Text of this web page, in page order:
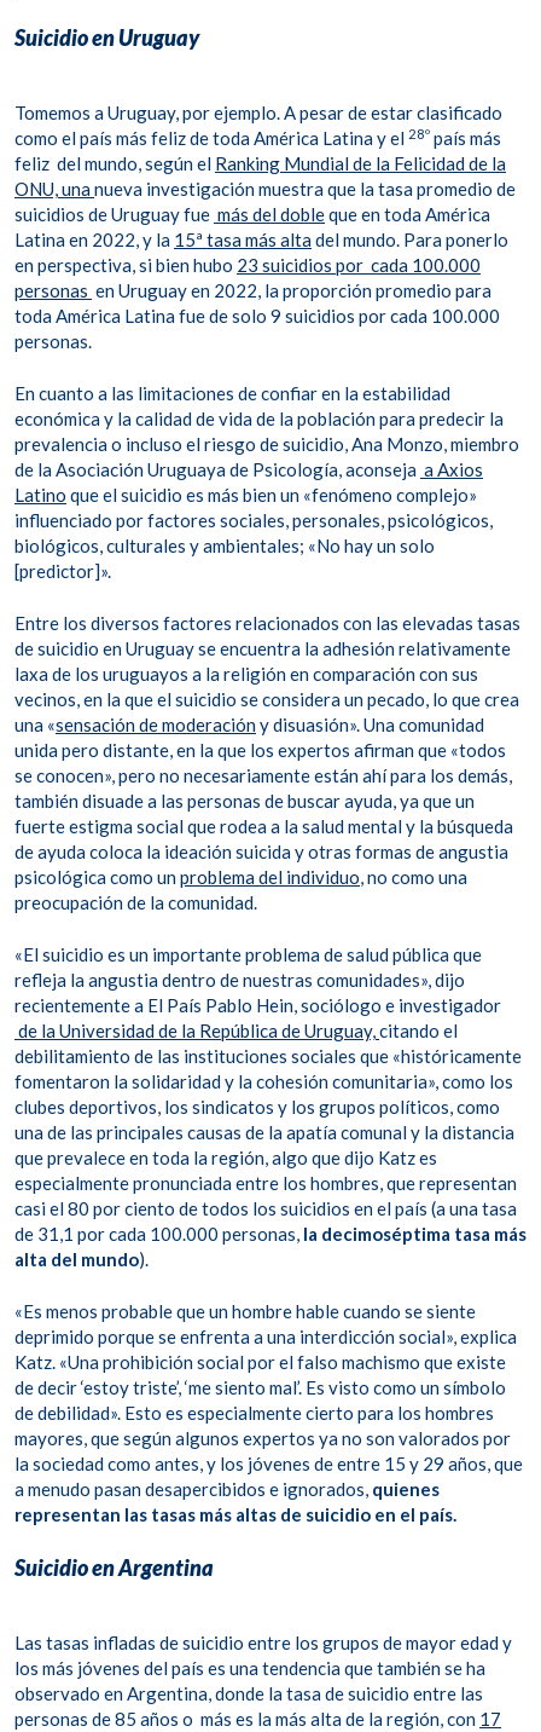
Suicidio en Uruguay
Tomemos a Uruguay, por ejemplo. A pesar de estar clasificado
como el país más feliz de toda América Latina y el 28º país más
feliz del mundo, según el Ranking Mundial de la Felicidad de la
ONU, unanueva investigación muestra que la tasa promedio de
suicidios de Uruguay fue más del dobleque en toda América
Latina en 2022, y la 15ª tasa más altadel mundo. Para ponerlo
en perspectiva, si bien hubo 23 suicidios por cada 100.000
personas en Uruguay en 2022, la proporción promedio para
toda América Latina fue de solo 9 suicidios por cada 100.000
personas.
En cuanto a las limitaciones de confiar en la estabilidad
económica y la calidad de vida de la población para predecir la
prevalencia o incluso el riesgo de suicidio, Ana Monzo, miembro
de la Asociación Uruguaya de Psicología, aconseja a Axios
Latino que el suicidio es más bien un «fenómeno complejo»
influenciado por factores sociales, personales, psicológicos,
biológicos, culturales y ambientales; «No hay un solo
[predictor]».
Entre los diversos factores relacionados con las elevadas tasas
de suicidio en Uruguay se encuentra la adhesión relativamente
laxa de los uruguayos a la religión en comparación con sus
vecinos, en la que el suicidio se considera un pecado, lo que crea
una «sensación de moderacióny disuasión». Una comunidad
unida pero distante, en la que los expertos afirman que «todos
se conocen», pero no necesariamente están ahí para los demás,
también disuade a las personas de buscar ayuda, ya que un
fuerte estigma social que rodea a la salud mental y la búsqueda
de ayuda coloca la ideación suicida y otras formas de angustia
psicológica como unproblema del individuo, no como una
preocupación de la comunidad.
«El suicidio es un importante problema de salud pública que
refleja la angustia dentro de nuestras comunidades», dijo
recientemente a El País Pablo Hein, sociólogo e investigador
de la Universidad de la República de Uruguay,citando el
debilitamiento de las instituciones sociales que «históricamente
fomentaron la solidaridad y la cohesión comunitaria», como los
clubes deportivos, los sindicatos y los grupos políticos, como
una de las principales causas de la apatía comunal y la distancia
que prevalece en toda la región, algo que dijo Katz es
especialmente pronunciada entre los hombres, que representan
casi el 80 por ciento de todos los suicidios en el país (a una tasa
de 31,1 por cada 100.000 personas, la decimoséptima tasa más
alta del mundo).
«Es menos probable que un hombre hable cuando se siente
deprimido porque se enfrenta a una interdicción social», explica
Katz. «Una prohibición social por el falso machismo que existe
de decir ‘estoy triste’, ‘me siento mal’. Es visto como un símbolo
de debilidad». Esto es especialmente cierto para los hombres
mayores, que según algunos expertos ya no son valorados por
la sociedad como antes, y los jóvenes de entre 15 y 29 años, que
a menudo pasan desapercibidos e ignorados, quienes
representan las tasas más altas de suicidio en el país.
Suicidio en Argentina
Las tasas infladas de suicidio entre los grupos de mayor edad y
los más jóvenes del país es una tendencia que también se ha
observado en Argentina, donde la tasa de suicidio entre las
personas de 85 años o más es la más alta de la región, con 17